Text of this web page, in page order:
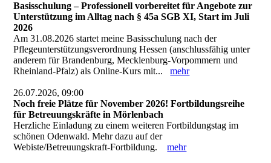
Basisschulung – Professionell vorbereitet für Angebote zur
Unterstützung im Alltag nach § 45a SGB XI, Start im Juli
2026
Am 31.08.2026 startet meine Basisschulung nach der
Pflegeunterstützungsverordnung Hessen (anschlussfähig unter
anderem für Brandenburg, Mecklenburg-Vorpommern und
Rheinland-Pfalz) als Online-Kurs mit...mehr
26.07.2026, 09:00
Noch freie Plätze für November 2026! Fortbildungsreihe
für Betreuungskräfte in Mörlenbach
Herzliche Einladung zu einem weiteren Fortbildungstag im
schönen Odenwald. Mehr dazu auf der
Webiste/Betreuungskraft-Fortbildung.mehr